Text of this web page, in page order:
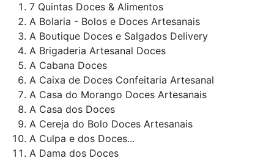
7 Quintas Doces & Alimentos
A Bolaria - Bolos e Doces Artesanais
A Boutique Doces e Salgados Delivery
A Brigaderia Artesanal Doces
A Cabana Doces
A Caixa de Doces Confeitaria Artesanal
A Casa do Morango Doces Artesanais
A Casa dos Doces
A Cereja do Bolo Doces Artesanais
A Culpa e dos Doces...
A Dama dos Doces